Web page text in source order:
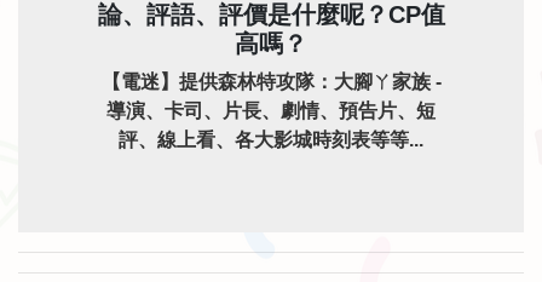
論、評語、評價是什麼呢？CP值
高嗎？
【電迷】提供森林特攻隊：大腳ㄚ家族 -
導演、卡司、片長、劇情、預告片、短
評、線上看、各大影城時刻表等等...